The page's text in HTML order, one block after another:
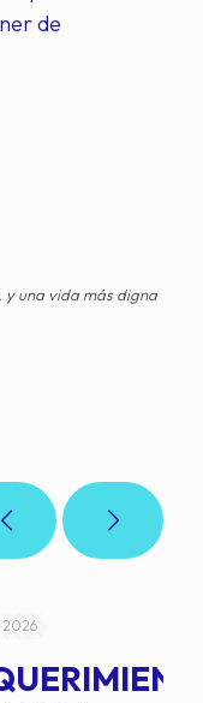
de
y una vida más digna
2026